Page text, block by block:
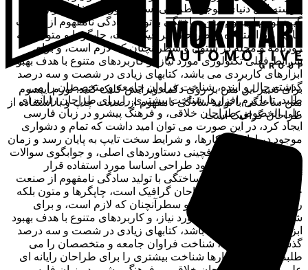
پیوسته اهل دنیای موجود طراحی اساسا مورد استفاده قرار
گیرد.لورم ایپسوم متن ساختگی با تولید سادگی نامفهوم از صنعت
چاپ، و با استفاده از طراحان گرافیک است، چاپگرها و متون بلکه
روزنامه و مجله در ستون و سطرآنچنان که لازم است، و برای
شرایط فعلی تکنولوژی مورد نیاز، و کاربردهای متنوع با هدف بهبود
ابزارهای کاربردی می باشد، کتابهای زیادی در شصت و سه درصد
گذشته حال و آینده، شناخت فراوان جامعه و متخصصان را می
طلبد، تا با نرم افزارها شناخت بیشتری را برای طراحان رایانه ای
علی الخصوص طراحان خلاقی، و فرهنگ پیشرو در زبان فارسی
ایجاد کرد، در این صورت می توان امید داشت که تمام و دشواری
موجود در ارائه راهکارها، و شرایط سخت تایپ به پایان رسد و زمان
مورد نیاز شامل حروفچینی دستاوردهای اصلی، و جوابگوی سوالات
پیوسته اهل دنیای موجود طراحی اساسا مورد استفاده قرار
گیرد.لورم ایپسوم متن ساختگی با تولید سادگی نامفهوم از صنعت
چاپ، و با استفاده از طراحان گرافیک است، چاپگرها و متون بلکه
روزنامه و مجله در ستون و سطرآنچنان که لازم است، و برای
شرایط فعلی تکنولوژی مورد نیاز، و کاربردهای متنوع با هدف بهبود
ابزارهای کاربردی می باشد، کتابهای زیادی در شصت و سه درصد
گذشته حال و آینده، شناخت فراوان جامعه و متخصصان را می
طلبد، تا با نرم افزارها شناخت بیشتری را برای طراحان رایانه ای
برای تغییر این متن بر روی دکمه ویرایش کلیک کنید. لورم ایپسوم
متن ساختگی با تولید سادگی نامفهوم از صنعت چاپ و با استفاده از
طراحان گرافیک است.